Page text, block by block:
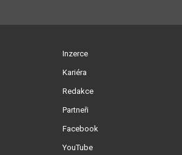
Inzerce
Kariéra
Redakce
Partneři
Facebook
YouTube